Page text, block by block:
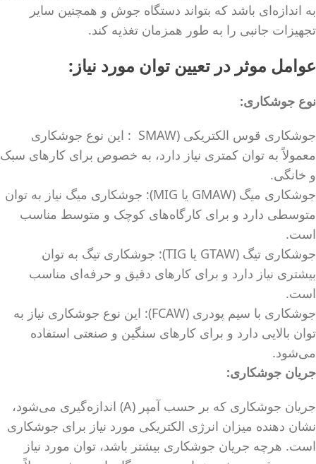
به اندازه‌ای باشد که بتواند دستگاه جوش و همچنین سایر
تجهیزات جانبی را به طور همزمان تغذیه کند.
عوامل موثر در تعیین توان مورد نیاز:
نوع جوشکاری:
جوشکاری قوس الکتریکی (SMAW : این نوع جوشکاری
معمولاً به توان کمتری نیاز دارد، به خصوص برای کارهای سبک
و خانگی.
جوشکاری میگ (GMAW یا MIG): جوشکاری میگ نیاز به توان
متوسطی دارد و برای کارگاه‌های کوچک و متوسط مناسب
است.
جوشکاری تیگ (GTAW یا TIG): جوشکاری تیگ به توان
بیشتری نیاز دارد و برای کارهای دقیق و حرفه‌ای مناسب
است.
جوشکاری با سیم پودری (FCAW): این نوع جوشکاری نیاز به
توان بالایی دارد و برای کارهای سنگین و صنعتی استفاده
می‌شود.
جریان جوشکاری:
جریان جوشکاری که بر حسب آمپر (A) اندازه‌گیری می‌شود،
نشان دهنده میزان انرژی الکتریکی مورد نیاز برای جوشکاری
است. هرچه جریان جوشکاری بیشتر باشد، توان مورد نیاز